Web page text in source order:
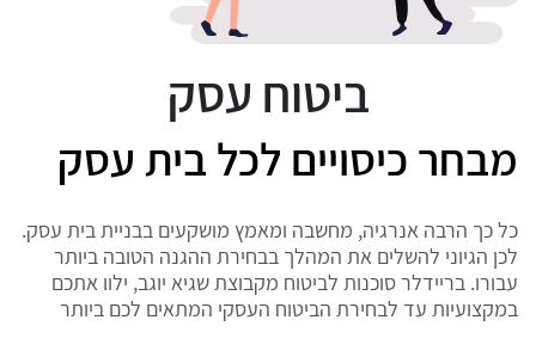
ביטוח עסק
מבחר כיסויים לכל בית עסק
כל כך הרבה אנרגיה, מחשבה ומאמץ מושקעים בבניית בית עסק.
לכן הגיוני להשלים את המהלך בבחירת ההגנה הטובה ביותר
עבורו. בריידלר סוכנות לביטוח מקבוצת שגיא יוגב, ילוו אתכם
במקצועיות עד לבחירת הביטוח העסקי המתאים לכם ביותר